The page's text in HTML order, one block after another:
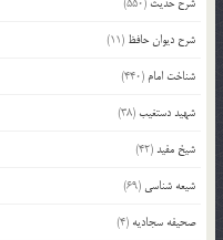
شرح دیوان حافظ (11)
شناخت امام (440)
شهید دستغیب(38)
شیخ مفید(42)
شیعه شناسی (69)
صحیفه سجادیه (4)